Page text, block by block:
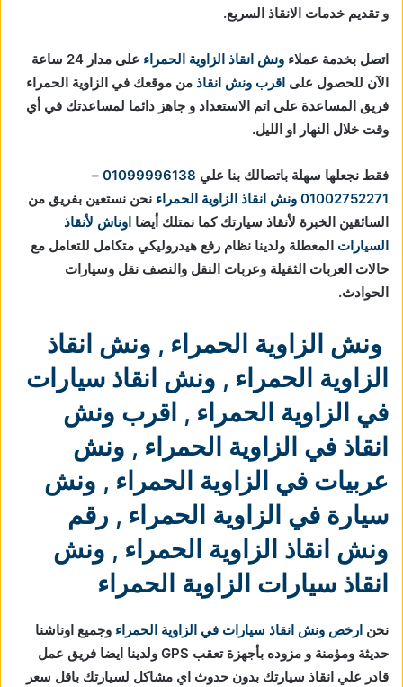
و تقديم خدمات الانقاذ السريع.
اتصل بخدمة عملاء ونش انقاذ الزاوية الحمراء
على مدار 24 ساعة
الآن للحصول على اقرب ونش انقاذ من موقعك في الزاوية الحمراء
فريق المساعدة على اتم الاستعداد و جاهز دائما لمساعدتك في أي
وقت خلال النهار او الليل.
فقط نجعلها سهلة باتصالك بنا علي 01099996138
–
01002752271 ونش انقاذ الزاوية الحمراء نحن نستعين بفريق من
السائقين الخبرة لأنقاذ سيارتك كما نمتلك أيضا اوناش لأنقاذ
السيارات المعطلة ولدينا نظام رفع هيدروليكي متكامل للتعامل مع
حالات العربات الثقيلة وعربات النقل والنصف نقل وسيارات
الحوادث.
ونش الزاوية الحمراء , ونش انقاذ
الزاوية الحمراء , ونش انقاذ سيارات
في الزاوية الحمراء , اقرب ونش
انقاذ في الزاوية الحمراء , ونش
عربيات في الزاوية الحمراء , ونش
سيارة في الزاوية الحمراء , رقم
ونش انقاذ الزاوية الحمراء , ونش
انقاذ سيارات الزاوية الحمراء
نحن ارخص ونش انقاذ سيارات في الزاوية الحمراء وجميع اوناشنا
حديثة ومؤمنة و مزوده بأجهزة تعقب GPS ولدينا ايضا فريق عمل
قادر علي انقاذ سيارتك بدون حدوث اي مشاكل لسيارتك باقل سعر